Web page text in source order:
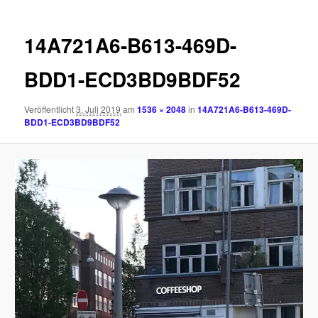
14A721A6-B613-469D-
BDD1-ECD3BD9BDF52
Veröffentlicht3. Juli 2019 am1536 × 2048in14A721A6-B613-469D-
BDD1-ECD3BD9BDF52